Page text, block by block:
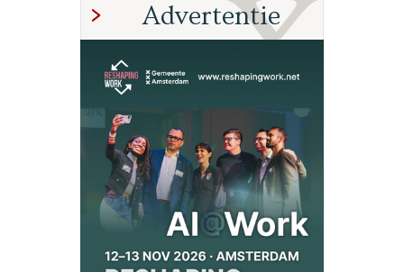
Advertentie